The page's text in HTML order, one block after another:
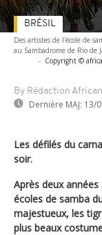
Des artistes de l'école de
au Sambadrome de Rio de
- Copyright ©
By Rédaction
Dernière MAJ: 13/
BRÉSIL
Les défilés du
soir.
Après deux
écoles de samba
majestueux, les
plus beaux